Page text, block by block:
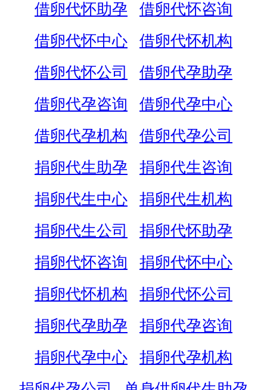
借卵代怀助孕
借卵代怀咨询
借卵代怀中心
借卵代怀机构
借卵代怀公司
借卵代孕助孕
借卵代孕咨询
借卵代孕中心
借卵代孕机构
借卵代孕公司
捐卵代生助孕
捐卵代生咨询
捐卵代生中心
捐卵代生机构
捐卵代生公司
捐卵代怀助孕
捐卵代怀咨询
捐卵代怀中心
捐卵代怀机构
捐卵代怀公司
捐卵代孕助孕
捐卵代孕咨询
捐卵代孕中心
捐卵代孕机构